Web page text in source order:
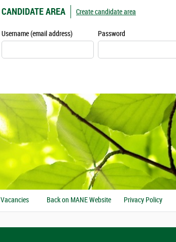
CANDIDATE AREA
Username (email address) Password
Create candidate area
Vacancies Back on MANE Website Privacy Policy